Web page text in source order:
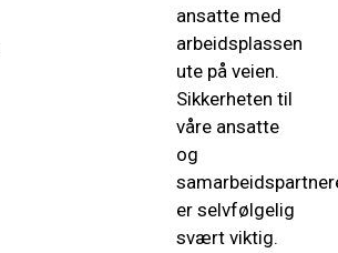
ansatte med
arbeidsplassen
ute på veien.
Sikkerheten til
våre ansatte
og
er selvfølgelig
svært viktig.